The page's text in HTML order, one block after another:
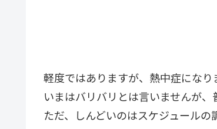
軽度ではありますが、熱中症になり
いまはバリバリとは言いませんが、
ただ、しんどいのはスケジュールの